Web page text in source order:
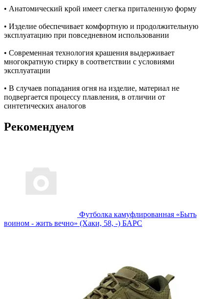
• Анатомический крой имеет слегка приталенную форму
• Изделие обеспечивает комфортную и продолжительную
эксплуатацию при повседневном использовании
• Современная технология крашения выдерживает
многократную стирку в соответствии с условиями
эксплуатации
• В случаев попадания огня на изделие, материал не
подвергается процессу плавления, в отличии от
синтетических аналогов
Рекомендуем
Футболка камуфлированная «Быть
воином - жить вечно» (Хаки, 58, -) БАРС